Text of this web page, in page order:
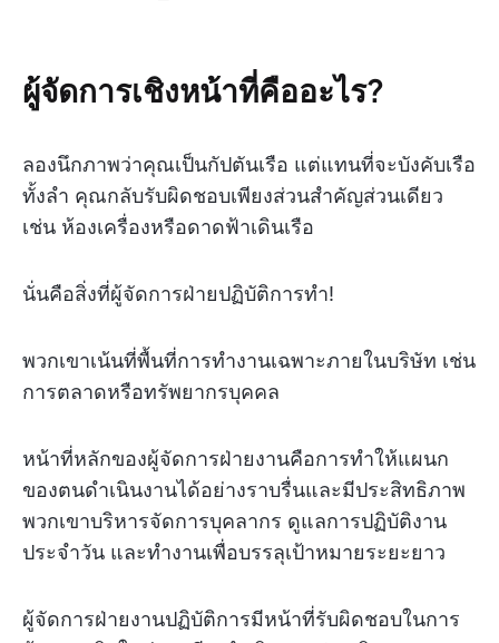
ผู้จัดการเชิงหน้าที่คืออะไร?
ลองนึกภาพว่าคุณเป็นกัปตันเรือ แต่แทนที่จะบังคับเรือ
ทั้งลำ คุณกลับรับผิดชอบเพียงส่วนสำคัญส่วนเดียว
เช่น ห้องเครื่องหรือดาดฟ้าเดินเรือ
นั่นคือสิ่งที่ผู้จัดการฝ่ายปฏิบัติการทำ!
พวกเขาเน้นที่พื้นที่การทำงานเฉพาะภายในบริษัท เช่น
การตลาดหรือทรัพยากรบุคคล
หน้าที่หลักของผู้จัดการฝ่ายงานคือการทำให้แผนก
ของตนดำเนินงานได้อย่างราบรื่นและมีประสิทธิภาพ
พวกเขาบริหารจัดการบุคลากร ดูแลการปฏิบัติงาน
ประจำวัน และทำงานเพื่อบรรลุเป้าหมายระยะยาว
ผู้จัดการฝ่ายงานปฏิบัติการมีหน้าที่รับผิดชอบในการ